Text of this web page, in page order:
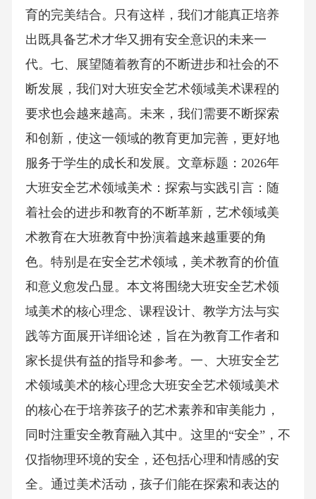
育的完美结合。只有这样，我们才能真正培养
出既具备艺术才华又拥有安全意识的未来一
代。七、展望随着教育的不断进步和社会的不
断发展，我们对大班安全艺术领域美术课程的
要求也会越来越高。未来，我们需要不断探索
和创新，使这一领域的教育更加完善，更好地
服务于学生的成长和发展。文章标题：2026年
大班安全艺术领域美术：探索与实践引言：随
着社会的进步和教育的不断革新，艺术领域美
术教育在大班教育中扮演着越来越重要的角
色。特别是在安全艺术领域，美术教育的价值
和意义愈发凸显。本文将围绕大班安全艺术领
域美术的核心理念、课程设计、教学方法与实
践等方面展开详细论述，旨在为教育工作者和
家长提供有益的指导和参考。一、大班安全艺
术领域美术的核心理念大班安全艺术领域美术
的核心在于培养孩子的艺术素养和审美能力，
同时注重安全教育融入其中。这里的“安全”，不
仅指物理环境的安全，还包括心理和情感的安
全。通过美术活动，孩子们能在探索和表达的